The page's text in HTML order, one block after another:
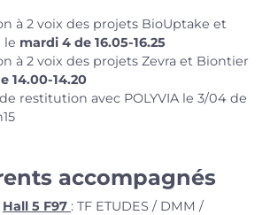
à 2 voix des projets BioUptake et
le mardi 4 de 16.05-16.25
à 2 voix des projets Zevra et Biontier
14.00-14.20
restitution avec POLYVIA le 3/04 de
accompagnés
Hall 5 F97 : TF ETUDES / DMM /